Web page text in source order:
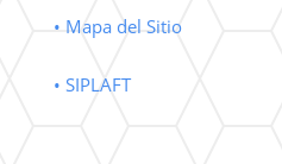
• Mapa del Sitio
• SIPLAFT